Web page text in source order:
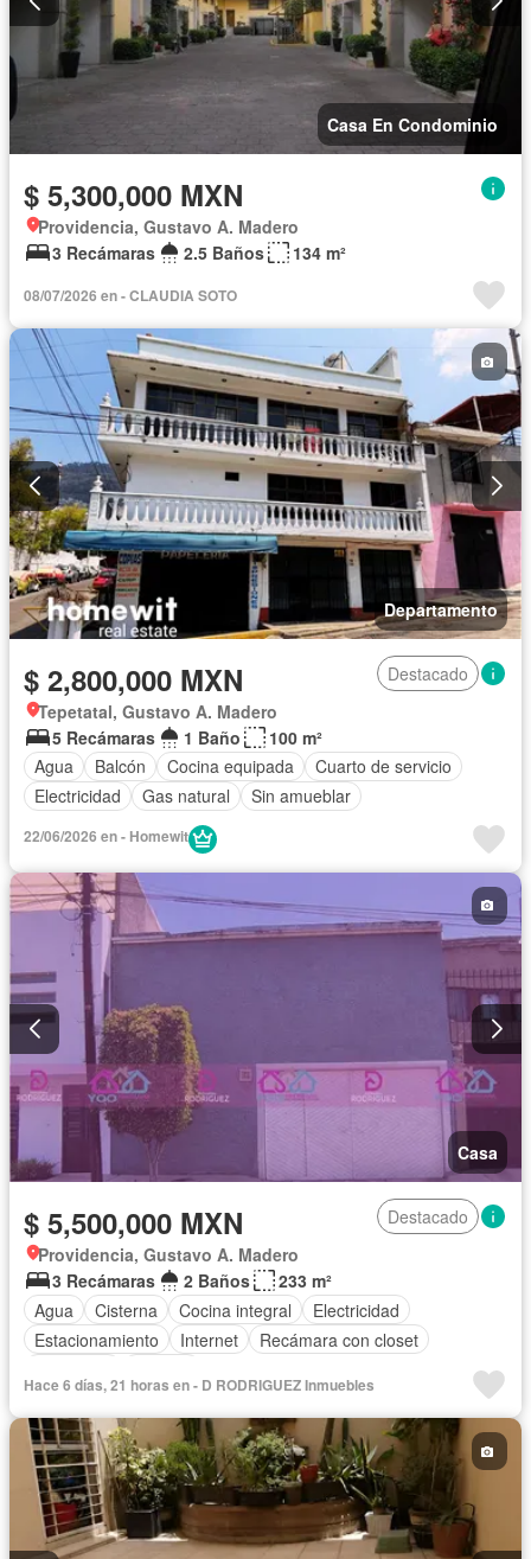
Casa En Condominio
$ 5,300,000 MXN
Providencia, Gustavo A. Madero
3 Recámaras
2.5 Baños 134 m²
08/07/2026 en - CLAUDIA SOTO
Departamento
$ 2,800,000 MXN
Destacado
Tepetatal, Gustavo A. Madero
5 Recámaras
1 Baño
100 m²
Agua
Balcón Cocina equipada
Cuarto de servicio
Electricidad
Gas natural Sin amueblar
22/06/2026 en - Homewit
Casa
$ 5,500,000 MXN
Destacado
Providencia, Gustavo A. Madero
3 Recámaras
2 Baños
233 m²
Agua
Cisterna Cocina integral
Electricidad
Estacionamiento
Internet
Recámara con closet
Hace 6 días, 21 horas en - D RODRIGUEZ Inmuebles